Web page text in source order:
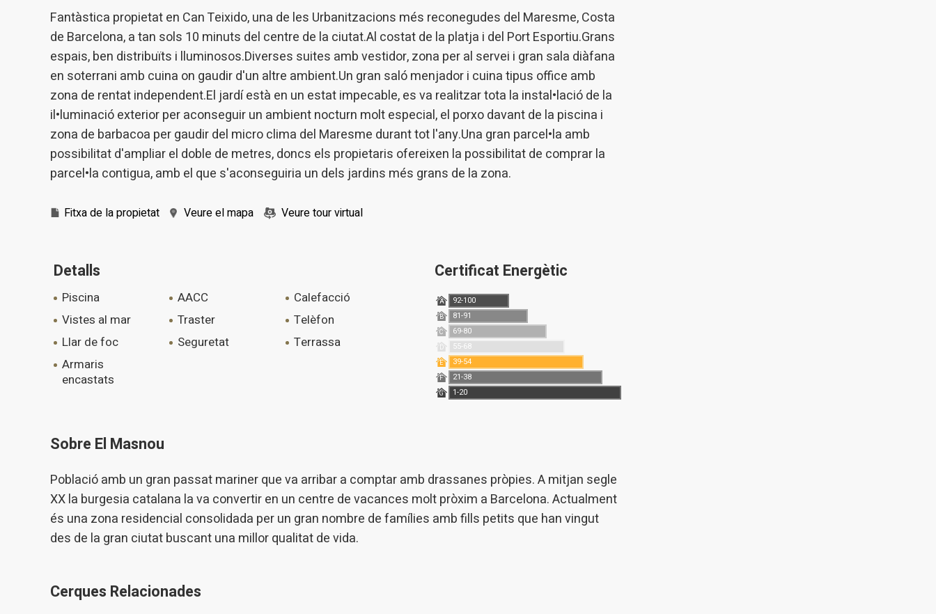
Fantàstica propietat en Can Teixido, una de les Urbanitzacions més reconegudes del Maresme, Costa
de Barcelona, a tan sols 10 minuts del centre de la ciutat.Al costat de la platja i del Port Esportiu.Grans
espais, ben distribuïts i lluminosos.Diverses suites amb vestidor, zona per al servei i gran sala diàfana
en soterrani amb cuina on gaudir d'un altre ambient.Un gran saló menjador i cuina tipus office amb
zona de rentat independent.El jardí està en un estat impecable, es va realitzar tota la instal•lació de la
il•luminació exterior per aconseguir un ambient nocturn molt especial, el porxo davant de la piscina i
zona de barbacoa per gaudir del micro clima del Maresme durant tot l'any.Una gran parcel•la amb
possibilitat d'ampliar el doble de metres, doncs els propietaris ofereixen la possibilitat de comprar la
parcel•la contigua, amb el que s'aconseguiria un dels jardins més grans de la zona.
Fitxa de la propietat Veure el mapa Veure tour virtual
Detalls
piscina AACC
calefacció
vistes al mar
traster
telèfon
llar de foc
seguretat
terrassa
armaris
encastats
Certificat Energètic
A 92-100
B 81-91
C 69-80
D 55-68
E 39-54
F 21-38
G 1-20
Sobre El Masnou
Població amb un gran passat mariner que va arribar a comptar amb drassanes pròpies. A mitjan segle
XX la burgesia catalana la va convertir en un centre de vacances molt pròxim a Barcelona. Actualment
és una zona residencial consolidada per un gran nombre de famílies amb fills petits que han vingut
des de la gran ciutat buscant una millor qualitat de vida.
Cerques Relacionades
nostres serveis i oferir una millor experiència a través de productes recomanats.
Marketing i publicitat
Aquestes cookies són utilitzades per emmagatzemar informació sobre les
preferències i les eleccions personals de l'usuari a través de l'observació continuada
dels seus hàbits de navegació. Gràcies a elles, podem conèixer els hàbits de
navegació al lloc web i mostrar publicitat relacionada amb el perfil de navegació de
l'usuari.
Guardar configuració Acceptar totes